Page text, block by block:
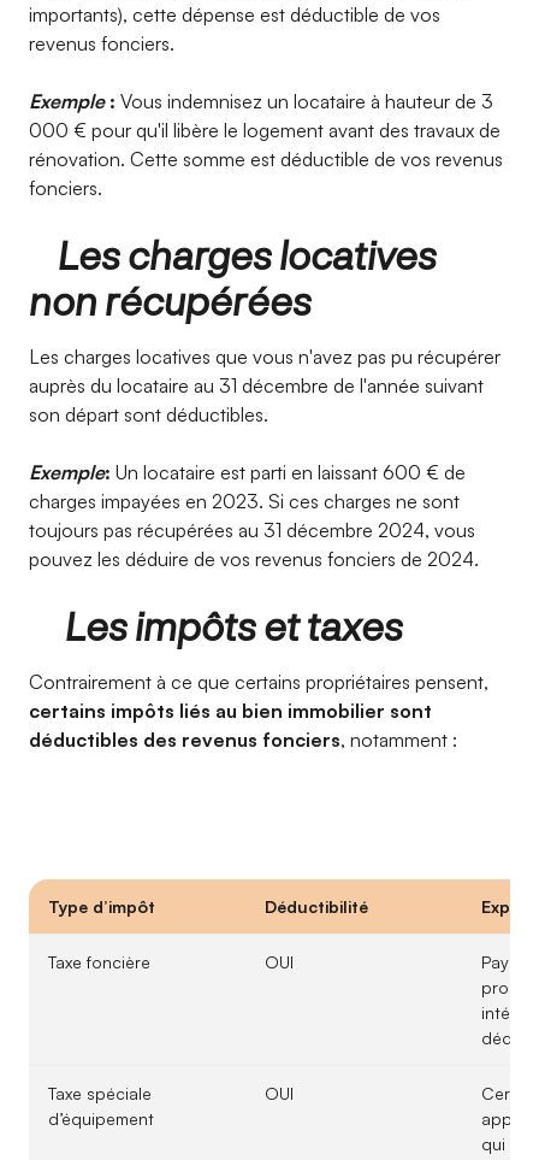
importants), cette dépense est déductible de vos
revenus fonciers.
Exemple: Vous indemnisez un locataire à hauteur de 3
000 € pour qu'il libère le logement avant des travaux de
rénovation. Cette somme est déductible de vos revenus
fonciers.
Les charges locatives
non récupérées
Les charges locatives que vous n'avez pas pu récupérer
auprès du locataire au 31 décembre de l'année suivant
son départ sont déductibles.
Exemple: Un locataire est parti en laissant 600 € de
charges impayées en 2023. Si ces charges ne sont
toujours pas récupérées au 31 décembre 2024, vous
pouvez les déduire de vos revenus fonciers de 2024.
Les impôts et taxes
Contrairement à ce que certains propriétaires pensent,
certains impôts liés au bien immobilier sont
déductibles des revenus fonciers, notamment :
Type d’impôt Déductibilité
Taxe foncière OUI
Payée
Taxe spéciale
d’équipement
OUI
qui